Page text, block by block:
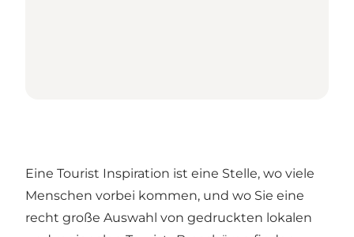
Eine Tourist Inspiration ist eine Stelle, wo viele
Menschen vorbei kommen, und wo Sie eine
recht große Auswahl von gedruckten lokalen